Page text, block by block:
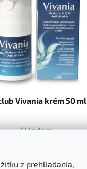
z prehliadania,
Vivania krém 50 ml
Skladom
33,90 € (–12 %)